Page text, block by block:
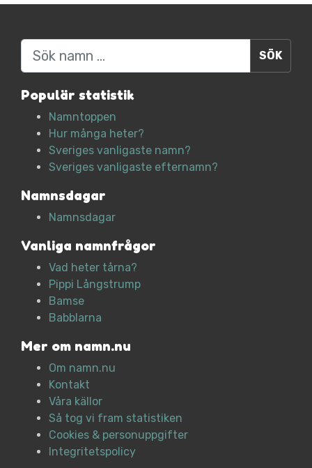
Sök
Populär statistik
Namntoppen
Hur många heter?
Sveriges vanligaste namn?
Sveriges vanligaste efternamn?
Namnsdagar
Namnsdagar
Vanliga namnfrågor
Vad heter tårna?
Pippi Långstrump
Bamse
Babblarna
Mer om namn.nu
Om namn.nu
Kontakt
Våra källor
Så tog vi fram statistiken
Cookies & personuppgifter
Integritetspolicy